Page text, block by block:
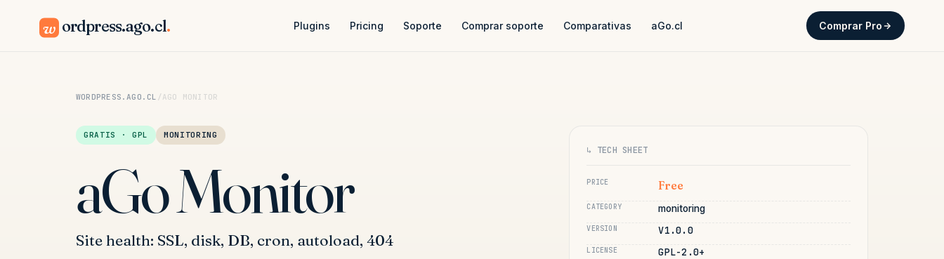
w ordpress.ago.cl. Plugins Pricing Soporte Comprar soporte Comparativas aGo.cl Comprar Pro
WORDPRESS.AGO.CL / AGO MONITOR
GRATIS · GPL MONITORING
aGo Monitor
Site health: SSL, disk, DB, cron, autoload, 404
↳ TECH SHEET
PRICE Free
CATEGORY monitoring
VERSION V1.0.0
LICENSE GPL-2.0+